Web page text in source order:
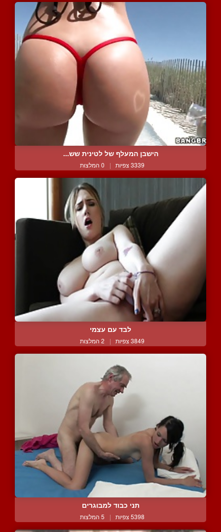
הישבן המעלף של לטינית שש...
3339 צפיות | 0 המלצות
לבד עם עצמי
3849 צפיות | 2 המלצות
תני כבוד למבוגרים
5398 צפיות | 5 המלצות